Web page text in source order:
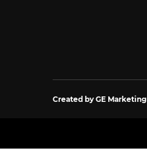
Created by GE Marketing